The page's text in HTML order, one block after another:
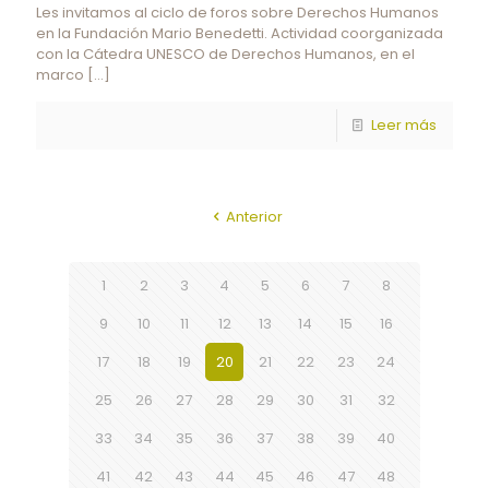
Les invitamos al ciclo de foros sobre Derechos Humanos
en la Fundación Mario Benedetti. Actividad coorganizada
con la Cátedra UNESCO de Derechos Humanos, en el
marco […]
Leer más
Anterior
1 2 3 4 5 6 7
8
9
10 11 12 13 14 15
16
17
18 19 20 21 22 23
24
25
26 27 28 29 30 31
32
33
34 35 36 37 38 39
40
41
42 43 44 45 46 47
48